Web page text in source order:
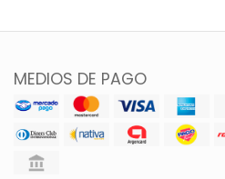
MEDIOS DE PAGO